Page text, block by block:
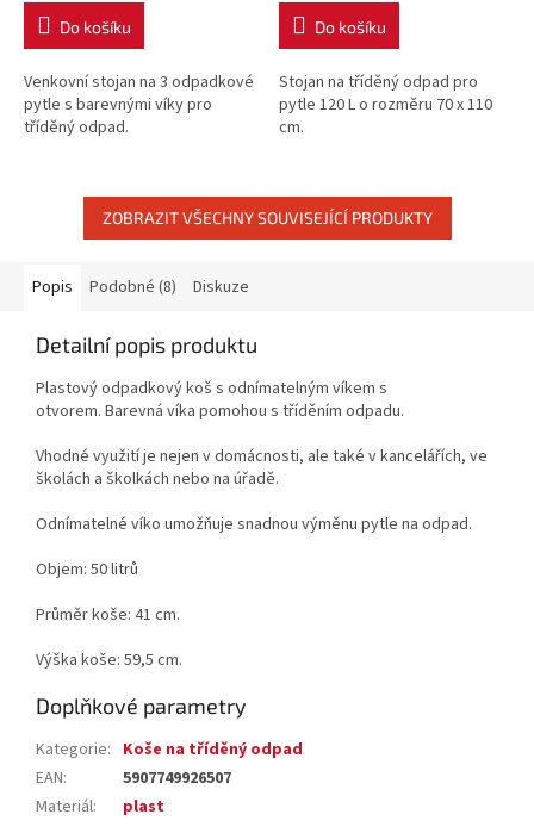
Do košíku
Venkovní stojan na 3 odpadkové
pytle s barevnými víky pro
tříděný odpad.
Do košíku
Stojan na tříděný odpad pro
pytle 120 L o rozměru 70 x 110
cm.
ZOBRAZIT VŠECHNY SOUVISEJÍCÍ PRODUKTY
Popis Podobné (8) Diskuze
Detailní popis produktu
Plastový odpadkový koš s odnímatelným víkem s
otvorem. Barevná víka pomohou s tříděním odpadu.
Vhodné využití je nejen v domácnosti, ale také v kancelářích, ve
školách a školkách nebo na úřadě.
Odnímatelné víko umožňuje snadnou výměnu pytle na odpad.
Objem: 50 litrů
Průměr koše: 41 cm.
Výška koše: 59,5 cm.
Doplňkové parametry
Kategorie: Koše na tříděný odpad
EAN:
5907749926507
Materiál: plast